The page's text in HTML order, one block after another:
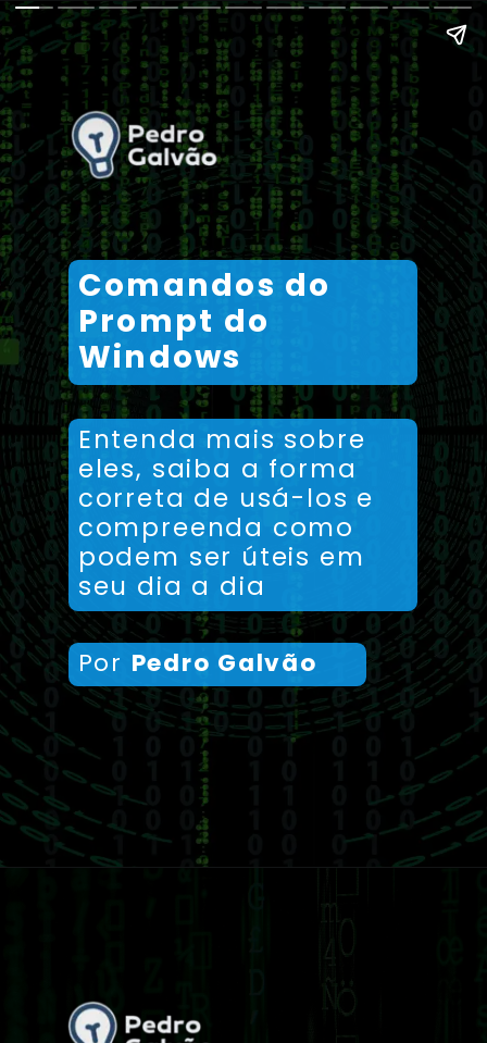
Comandos do
Prompt do
Windows
Entenda mais sobre
eles, saiba a forma
correta de usá-los e
compreenda como
podem ser úteis em
seu dia a dia
Por Pedro Galvão